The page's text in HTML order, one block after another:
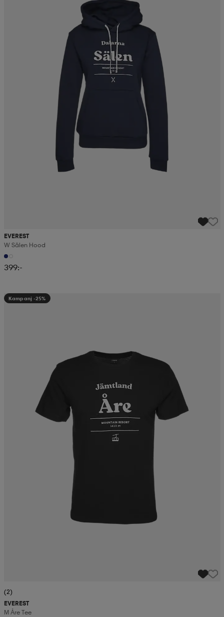
EVEREST
W Sälen Hood
399:-
Kampanj -25%
(2)
EVEREST
M Åre Tee